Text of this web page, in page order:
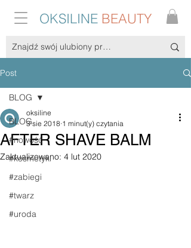
OKSILINE BEAUTY
Post
BLOG
#nowość
#kosmetyki
#zabiegi
#twarz
#uroda
BLOG
AFTER SHAVE BALM
oksiline
3 sie 2018 1 minut(y) czytania
Zaktualizowano: 4 lut 2020